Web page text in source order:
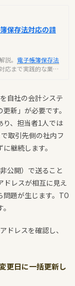
保存法対応の請
。 電子帳簿保存法
応まで実践的な業務
自社の会計システ
新」が必要です。
り、担当者1人では
取引先側の社内フ
継続します。
公開）で送ること
ドレスが相互に見え
問題が生じます。TO
ドレスを確認し、
更日に一括更新し